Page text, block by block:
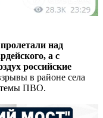
над
а с
российские
в районе села
ПВО.